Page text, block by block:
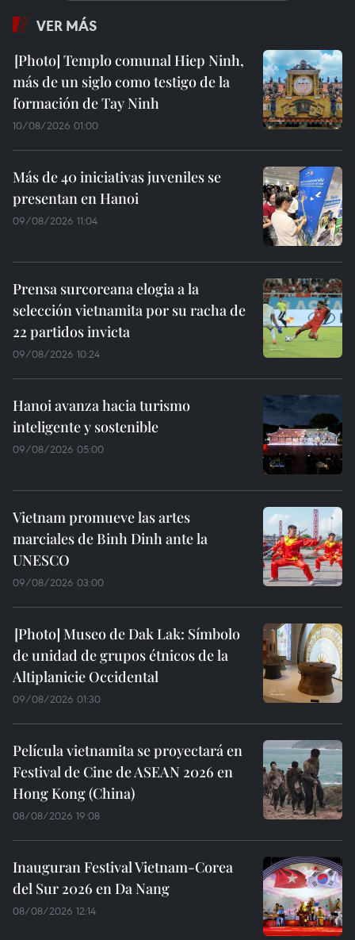
VER MÁS
Templo comunal Hiep Ninh,
más de un siglo como testigo de la
formación de Tay Ninh
10/08/2026 01:00
Más de 40 iniciativas juveniles se
presentan en Hanoi
09/08/2026 11:04
Prensa surcoreana elogia a la
selección vietnamita por su racha de
22 partidos invicta
09/08/2026 10:24
Hanoi avanza hacia turismo
inteligente y sostenible
09/08/2026 05:00
Vietnam promueve las artes
marciales de Binh Dinh ante la
UNESCO
09/08/2026 03:00
Museo de Dak Lak: Símbolo
de unidad de grupos étnicos de la
Altiplanicie Occidental
09/08/2026 01:30
Película vietnamita se proyectará en
Festival de Cine de ASEAN 2026 en
Hong Kong (China)
08/08/2026 19:08
Inauguran Festival Vietnam-Corea
del Sur 2026 en Da Nang
08/08/2026 12:14